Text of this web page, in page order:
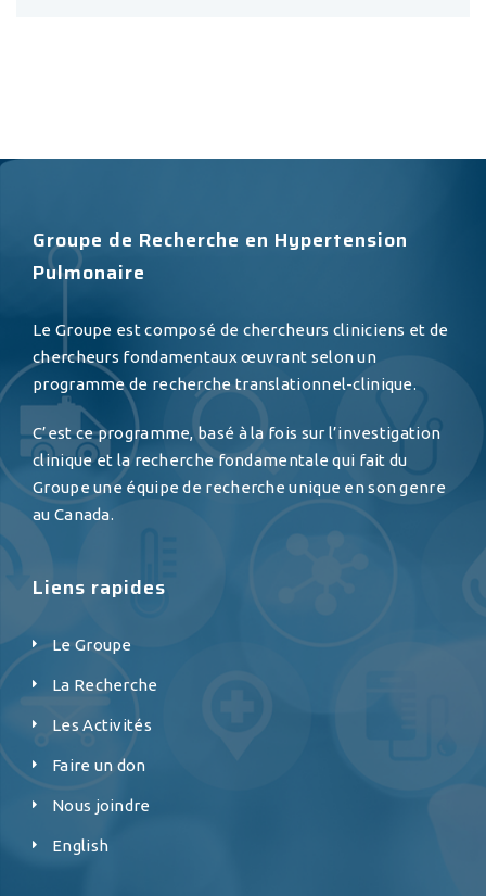
Groupe de Recherche en Hypertension
Pulmonaire
Le Groupe est composé de chercheurs cliniciens et de
chercheurs fondamentaux œuvrant selon un
programme de recherche translationnel-clinique.
C’est ce programme, basé à la fois sur l’investigation
clinique et la recherche fondamentale qui fait du
Groupe une équipe de recherche unique en son genre
au Canada.
Liens rapides
Le Groupe
La Recherche
Les Activités
Faire un don
Nous joindre
English